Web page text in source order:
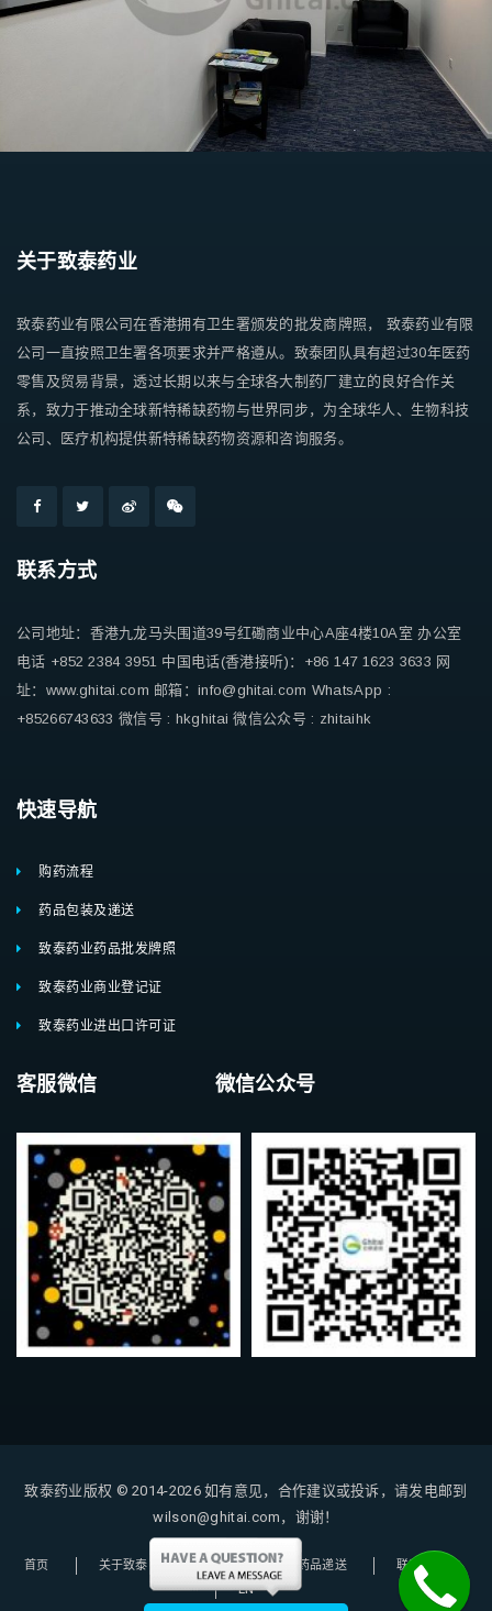
关于致泰药业
致泰药业有限公司在香港拥有卫生署颁发的批发商牌照， 致泰药业有限
公司一直按照卫生署各项要求并严格遵从。致泰团队具有超过30年医药
零售及贸易背景，透过长期以来与全球各大制药厂建立的良好合作关
系，致力于推动全球新特稀缺药物与世界同步，为全球华人、生物科技
公司、医疗机构提供新特稀缺药物资源和咨询服务。
联系方式
公司地址：香港九龙马头围道39号红磡商业中心A座4楼10A室 办公室
电话 +852 2384 3951 中国电话(香港接听)：+86 147 1623 3633 网
址：www.ghitai.com 邮箱：info@ghitai.com WhatsApp :
+85266743633 微信号 : hkghitai 微信公众号 : zhitaihk
快速导航
购药流程
药品包装及递送
致泰药业药品批发牌照
致泰药业商业登记证
致泰药业进出口许可证
客服微信 微信公众号
致泰药业版权 © 2014-2026如有意见，合作建议或投诉，请发电邮到
wilson@ghitai.com，谢谢！
首页 关于致泰 购药指南 药品递送
联系我们
EN